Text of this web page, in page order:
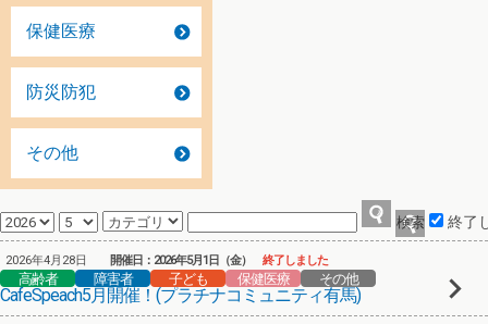
保健医療
防災防犯
その他
終了
2026年4月28日
高齢者 障害者 子ども 保健医療 その他
CafeSpeach5月開催！(プラチナコミュニティ有馬)
開催日：2026年5月1日（金） 終了しました